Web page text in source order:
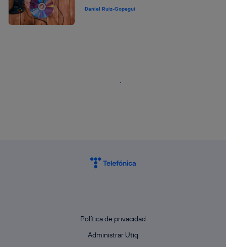
Daniel Ruiz-Gopegui
Política de privacidad
Administrar Utiq